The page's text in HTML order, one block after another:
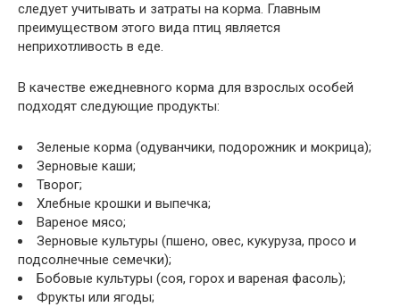
следует учитывать и затраты на корма. Главным
преимуществом этого вида птиц является
неприхотливость в еде.
В качестве ежедневного корма для взрослых особей
подходят следующие продукты:
Зеленые корма (одуванчики, подорожник и мокрица);
Зерновые каши;
Творог;
Хлебные крошки и выпечка;
Вареное мясо;
Зерновые культуры (пшено, овес, кукуруза, просо и
подсолнечные семечки);
Бобовые культуры (соя, горох и вареная фасоль);
Фрукты или ягоды;